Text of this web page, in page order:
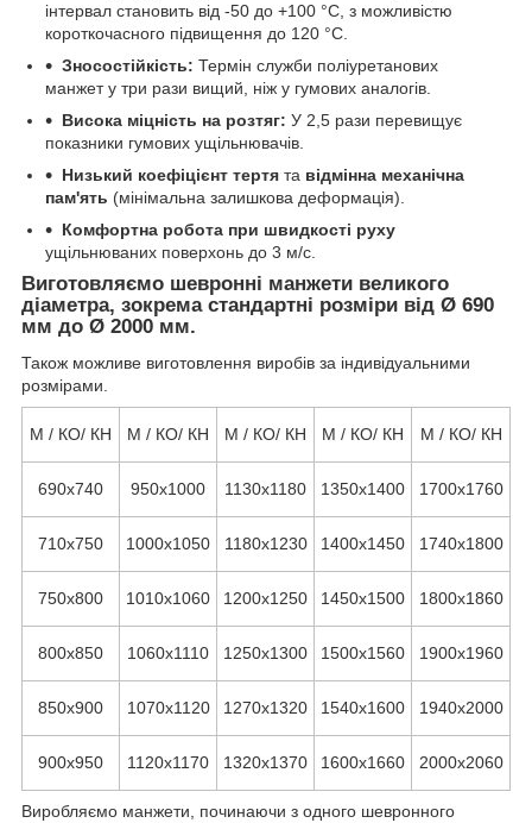
інтервал становить від -50 до +100 °С, з можливістю
короткочасного підвищення до 120 °С.
Зносостійкість: Термін служби поліуретанових
манжет у три рази вищий, ніж у гумових аналогів.
Висока міцність на розтяг: У 2,5 рази перевищує
показники гумових ущільнювачів.
Низький коефіцієнт тертя та відмінна механічна
пам'ять (мінімальна залишкова деформація).
Комфортна робота при швидкості руху
ущільнюваних поверхонь до 3 м/с.
Виготовляємо шевронні манжети великого
діаметра, зокрема стандартні розміри від Ø 690
мм до Ø 2000 мм.
Також можливе виготовлення виробів за індивідуальними
розмірами.
М / КО/ КН М / КО/ КН М / КО/ КН М / КО/ КН М / КО/ КН
690х740 950х1000 1130х1180 1350х1400 1700х1760
710х750 1000х1050 1180х1230 1400х1450 1740х1800
750х800 1010х1060 1200х1250 1450х1500 1800х1860
800х850 1060х1110 1250х1300 1500х1560 1900х1960
850х900 1070х1120 1270х1320 1540х1600 1940х2000
900х950 1120х1170 1320х1370 1600х1660 2000х2060
Виробляємо манжети, починаючи з одного шевронного